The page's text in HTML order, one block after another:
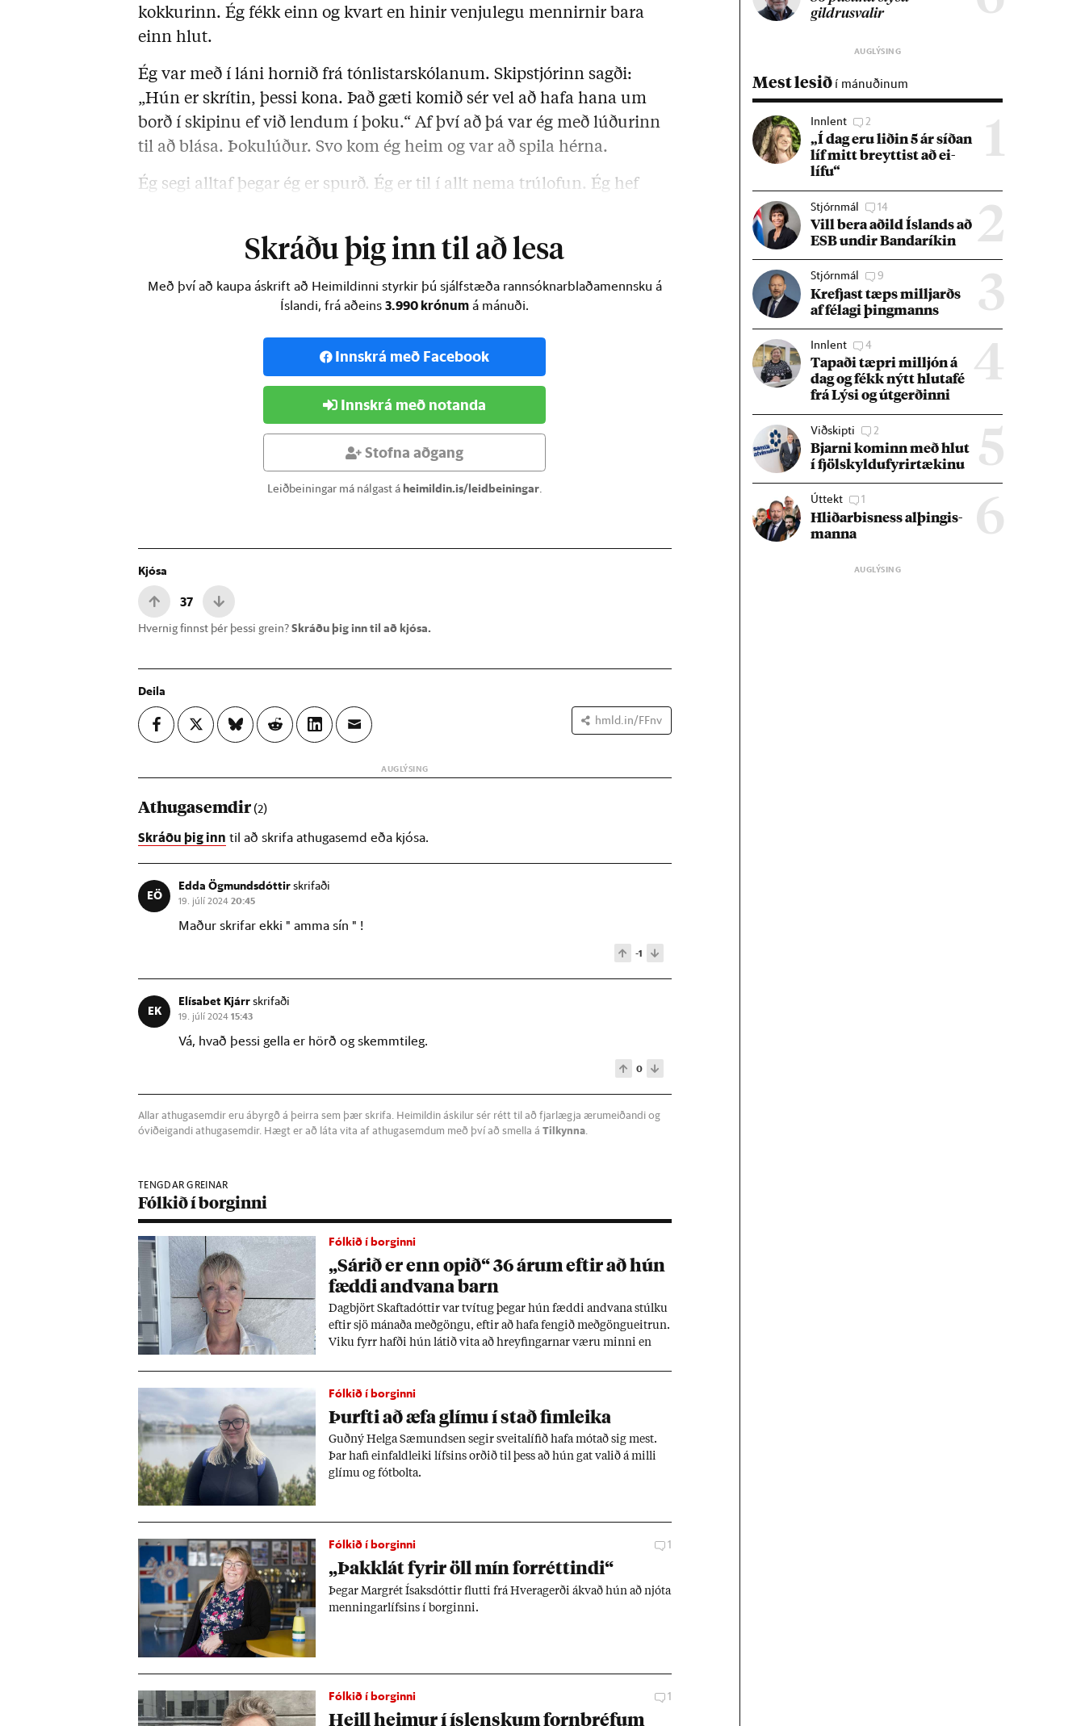
kokkurinn. Ég fékk einn og kvart en hinir venjulegu mennirnir bara
einn hlut.
Ég var með í láni hornið frá tónlistarskólanum. Skipstjórinn sagði:
„Hún er skrítin, þessi kona. Það gæti komið sér vel að hafa hana um
borð í skipinu ef við lendum í þoku.“ Af því að þá var ég með lúðurinn
til að blása. Þokulúður. Svo kom ég heim og var að spila hérna.
Ég segi alltaf þegar ég er spurð. Ég er til í allt nema trúlofun. Ég hef
Skráðu þig inn til að lesa
Með því að kaupa áskrift að Heimildinni styrkir þú sjálfstæða rannsóknarblaðamennsku á
Íslandi, frá aðeins3.990 krónum á mánuði.
Innskrá með Facebook
Innskrá með notanda
Stofna aðgang
Leiðbeiningar má nálgast áheimildin.is/leidbeiningar.
Kjósa
37
Hvernig finnst þér þessi grein?Skráðu þig inn til að kjósa.
Deila
hmld.in/FFnv
Athugasemdir(2)
Skráðu þig inn til að skrifa athugasemd eða kjósa.
EÖ
Edda Ögmundsdóttirskrifaði
19. júlí 202420:45
Maður skrifar ekki " amma sín " !
-1
EK
Elísabet Kjárrskrifaði
19. júlí 202415:43
Vá, hvað þessi gella er hörð og skemmtileg.
0
Allar athugasemdir eru ábyrgð á þeirra sem þær skrifa. Heimildin áskilur sér rétt til að fjarlægja ærumeiðandi og
óviðeigandi athugasemdir. Hægt er að láta vita af athugasemdum með því að smella áTilkynna
TENGDAR GREINAR
Fólkið í borginni
Fólkið í borginni
„Sár­ið er enn op­ið“ 36 ár­um eft­ir að hún
fæddi and­vana barn
Dag­björt Skafta­dótt­ir var tví­tug þeg­ar hún fæddi and­vana stúlku
eft­ir sjö mán­aða með­göngu, eft­ir að hafa feng­ið með­göngu­eitrun.
Viku fyrr hafði hún lát­ið vita að hreyf­ing­arn­ar væru minni en
Fólkið í borginni
Þurfti að æfa glímu í stað fim­leika
Guðný Helga Sæ­mundsen seg­ir sveita­líf­ið hafa mót­að sig mest.
Þar hafi ein­fald­leiki lífs­ins orð­ið til þess að hún gat val­ið á milli
glímu og fót­bolta.
Fólkið í borginni 1
„Þakk­lát fyr­ir öll mín for­rétt­indi“
Þeg­ar Mar­grét Ísaks­dótt­ir flutti frá Hvera­gerði ákvað hún að njóta
menn­ing­ar­lífs­ins í borg­inni.
Fólkið í borginni 1
Heill heim­ur í ís­lensk­um forn­bréf­um
gildrusval­ir
Mest lesið í mánuðinum
1
Innlent 2
„Í dag eru lið­in 5 ár síð­an
líf mitt breytt­ist að ei­
lífu“
2
Stjórnmál 14
Vill bera að­ild Ís­lands að
ESB und­ir Banda­rík­in
3
Stjórnmál 9
Krefjast tæps millj­arðs
af fé­lagi þing­manns
4
Innlent 4
Tap­aði tæpri millj­ón á
dag og fékk nýtt hluta­fé
frá Lýsi og út­gerð­inni
5
Viðskipti 2
Bjarni kom­inn með hlut
í fjöl­skyldu­fyr­ir­tæk­inu
6
Úttekt 1
Hlið­ar­bis­ness al­þing­is­
manna